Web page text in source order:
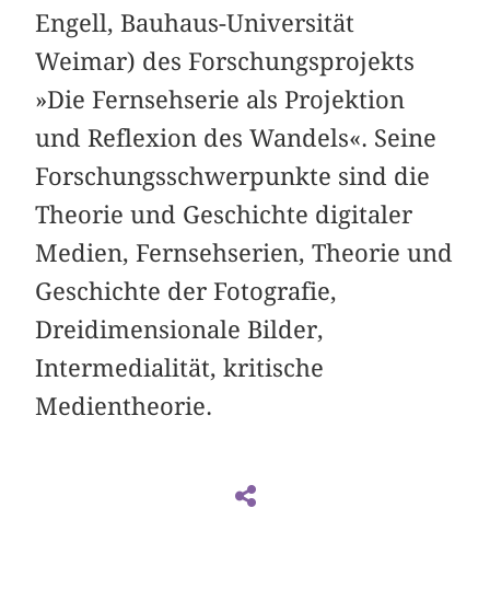
Engell, Bauhaus-Universität
Weimar) des Forschungsprojekts
»Die Fernsehserie als Projektion
und Reflexion des Wandels«. Seine
Forschungsschwerpunkte sind die
Theorie und Geschichte digitaler
Medien, Fernsehserien, Theorie und
Geschichte der Fotografie,
Dreidimensionale Bilder,
Intermedialität, kritische
Medientheorie.